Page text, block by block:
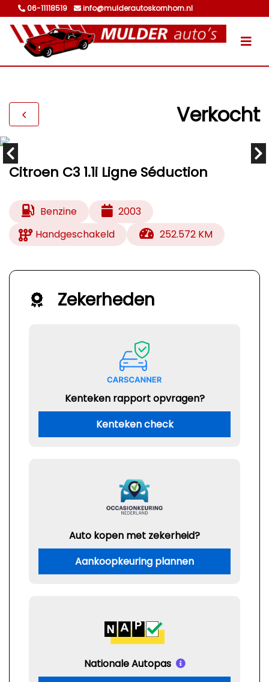
06-11118519 info@mulderautoskornhorn.nl
Verkocht
Citroen C3 1.1i Ligne Séduction
Benzine
2003
Handgeschakeld
252.572 KM
Zekerheden
Kenteken rapport opvragen?
Kenteken check
Auto kopen met zekerheid?
Aankoopkeuring plannen
Nationale Autopas